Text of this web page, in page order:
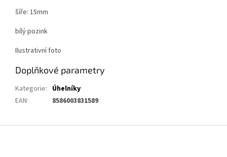
šíře: 15mm
bílý pozink
Ilustrativní foto
Doplňkové parametry
Kategorie: Úhelníky
EAN: 8586003831589